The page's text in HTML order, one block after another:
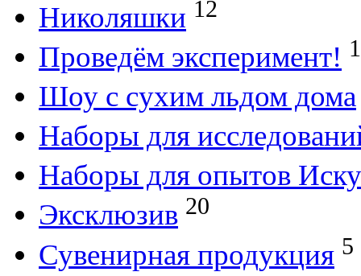
Николяшки 12
Проведём эксперимент!
Шоу с сухим льдом дома
Наборы для
Наборы для опытов
Эксклюзив 20
Сувенирная продукция 5